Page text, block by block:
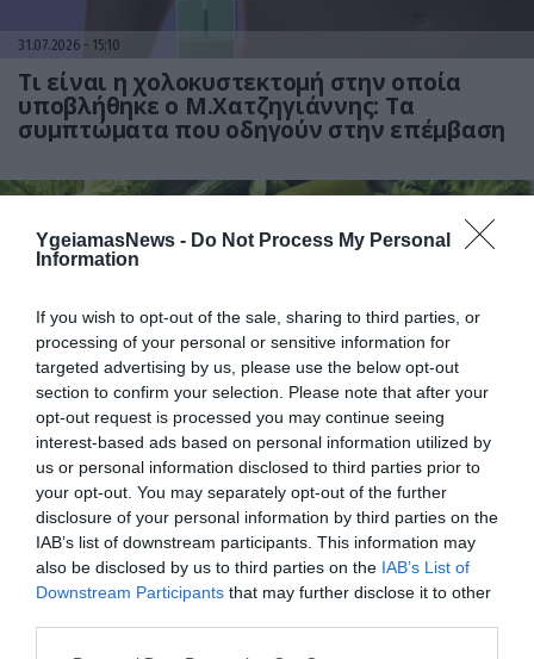
YgeiamasNews - Do Not Process My Personal
Information
If you wish to opt-out of the sale, sharing to third parties, or
processing of your personal or sensitive information for
targeted advertising by us, please use the below opt-out
section to confirm your selection. Please note that after your
opt-out request is processed you may continue seeing
interest-based ads based on personal information utilized by
us or personal information disclosed to third parties prior to
your opt-out. You may separately opt-out of the further
disclosure of your personal information by third parties on the
IAB’s list of downstream participants. This information may
also be disclosed by us to third parties on the IAB’s List of
Downstream Participants that may further disclose it to other
31.07.2026 15:10
Τι είναι η χολοκυστεκτομή στην οποία
υποβλήθηκε ο Μ.Χατζηγιάννης: Tα
συμπτώματα που οδηγούν στην επέμβαση
Οι τροφές που βοηθούν στη μακροζωία